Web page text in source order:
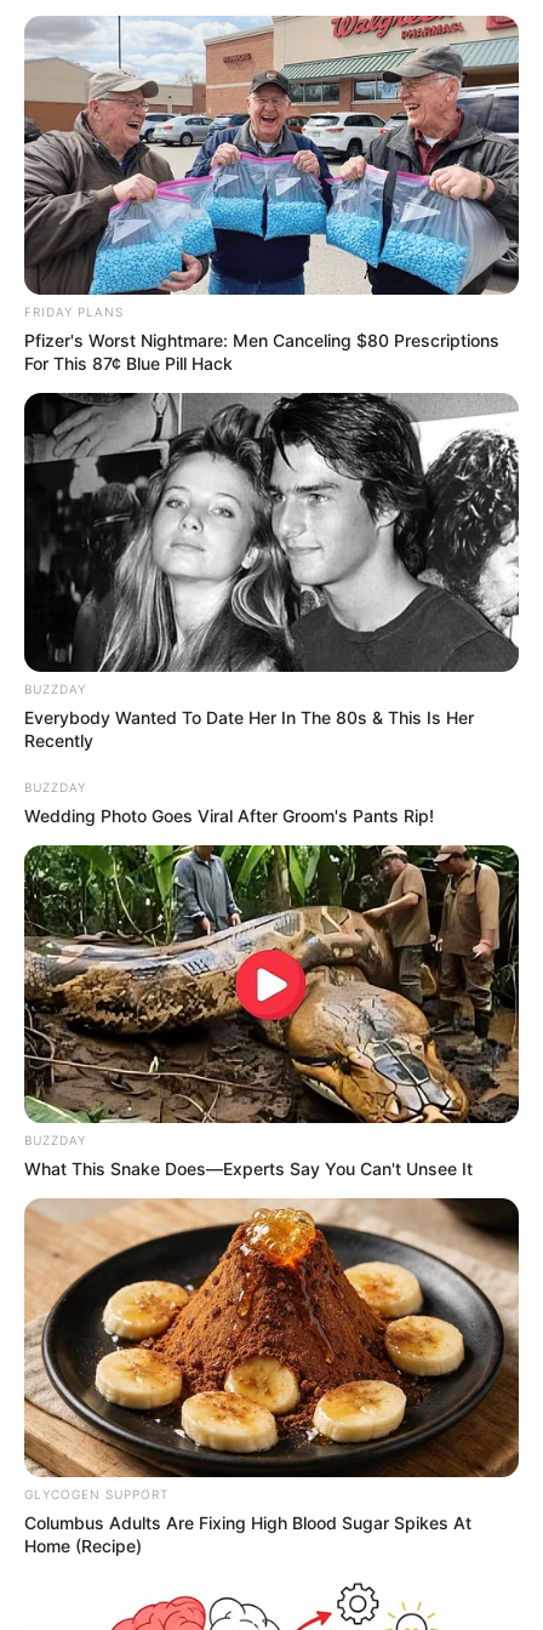
câncer de pele.
—Foto/Reprodução.
Tramitação do Projeto que prevê 30 horas semanais para ACS
e ACE.
PublicadonoJASB em 24.setembro.2025. Atualizadoem
30.setembro.2025.
WhatsApp: Rede do JASB |OProjeto de Lei 5.312, que propõe a
redução da jornada de trabalho dos Agentes Comunitários de
Saúde (ACS) e dos Agentes de Combate às Endemias (ACE) para
30 horas semanais, entrou na pauta daComissão de Saúde da
Câmara dos Deputados
--ad5
📢 PL 5312/2016 volta à Comissão de Saúde
A expectativa era de que a propostafosse analisada em caráter
conclusivo, mas a votação acabou adiada após a aprovação de
umrequerimento de retirada de pautaapresentado pela
deputada Adriana Ventura (SP).
FRIDAY PLANS
Pfizer's Worst Nightmare: Men Canceling $80 Prescriptions
For This 87¢ Blue Pill Hack
BUZZDAY
Everybody Wanted To Date Her In The 80s & This Is Her
Recently
BUZZDAY
Wedding Photo Goes Viral After Groom's Pants Rip!
BUZZDAY
What This Snake Does—Experts Say You Can't Unsee It
GLYCOGEN SUPPORT
Columbus Adults Are Fixing High Blood Sugar Spikes At
Home (Recipe)